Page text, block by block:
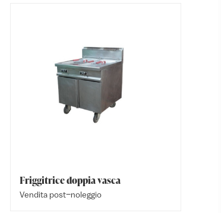
Friggitrice doppia vasca
Vendita post–noleggio